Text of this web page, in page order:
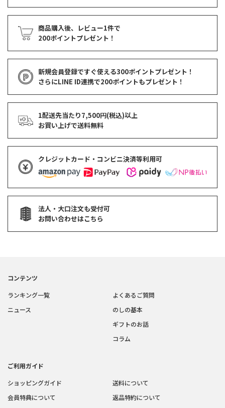
商品購入後、レビュー1件で
200ポイントプレゼント！
新規会員登録ですぐ使える300ポイントプレゼント！
さらにLINE ID連携で200ポイントもプレゼント！
1配送先当たり7,500円(税込)以上
お買い上げで送料無料
クレジットカード・コンビニ決済等利用可
法人・大口注文も受付可
お問い合わせはこちら
コンテンツ
ランキング一覧
ニュース
よくあるご質問
のしの基本
ギフトのお話
コラム
ご利用ガイド
ショッピングガイド
会員特典について
送料について
返品特約について